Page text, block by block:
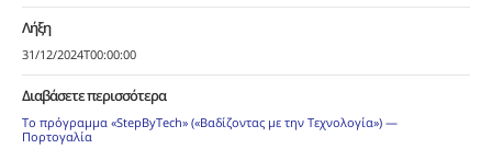
Λήξη
31/12/2024T00:00:00
Διαβάσετε περισσότερα
Το πρόγραμμα «StepByTech» («Βαδίζοντας με την Τεχνολογία») —
Πορτογαλία